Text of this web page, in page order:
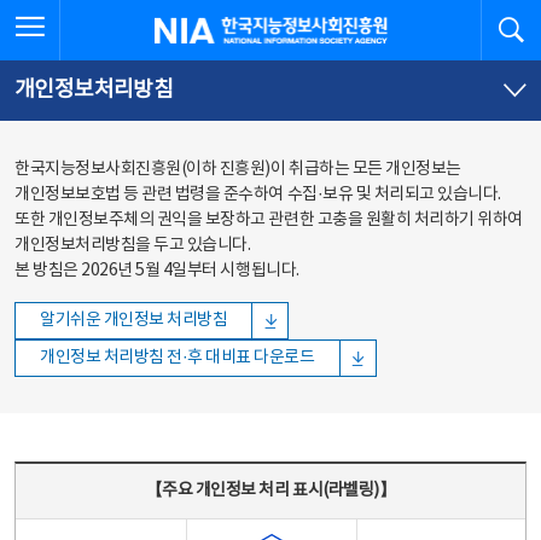
바로가기
바로가기
한국지능정보사회진흥원
개인정보처리방침
한국지능정보사회진흥원(이하 진흥원)이 취급하는 모든 개인정보는
개인정보보호법 등 관련 법령을 준수하여 수집·보유 및 처리되고 있습니다.
또한 개인정보주체의 권익을 보장하고 관련한 고충을 원활히 처리하기 위하여
개인정보처리방침을 두고 있습니다.
본 방침은 2026년 5월 4일부터 시행됩니다.
알기쉬운 개인정보 처리방침
개인정보 처리방침 전·후 대비표 다운로드
【주요 개인정보 처리 표시(라벨링)】